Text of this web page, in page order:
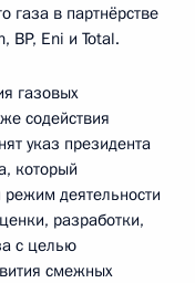
газа в партнёрстве
BP, Eni и Total.
газовых
содействия
указ президента
который
режим деятельности
разработки,
с целью
смежных